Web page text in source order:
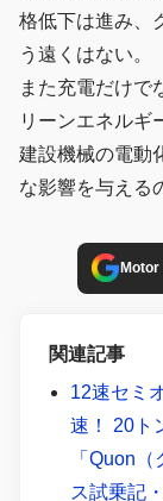
格低下は進み、
う遠くはない。
また充電だけで
リーンエネルギ
建設機械の電動
な影響を与える
Motor
関連記事
12速セミ
速！ 20ト
「Quon
ス試乗記